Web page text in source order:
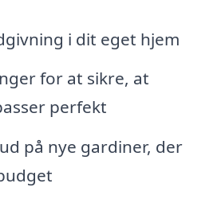
i dit eget hjem
for at sikre, at
perfekt
på nye gardiner, der